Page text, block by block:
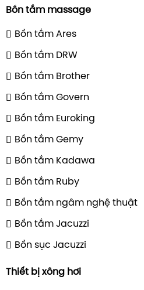
Bồn tắm massage
Bồn tắm Ares
Bồn tắm DRW
Bồn tắm Brother
Bồn tắm Govern
Bồn tắm Euroking
Bồn tắm Gemy
Bồn tắm Kadawa
Bồn tắm Ruby
Bồn tắm ngâm nghệ thuật
Bồn tắm Jacuzzi
Bồn sục Jacuzzi
Thiết bị xông hơi